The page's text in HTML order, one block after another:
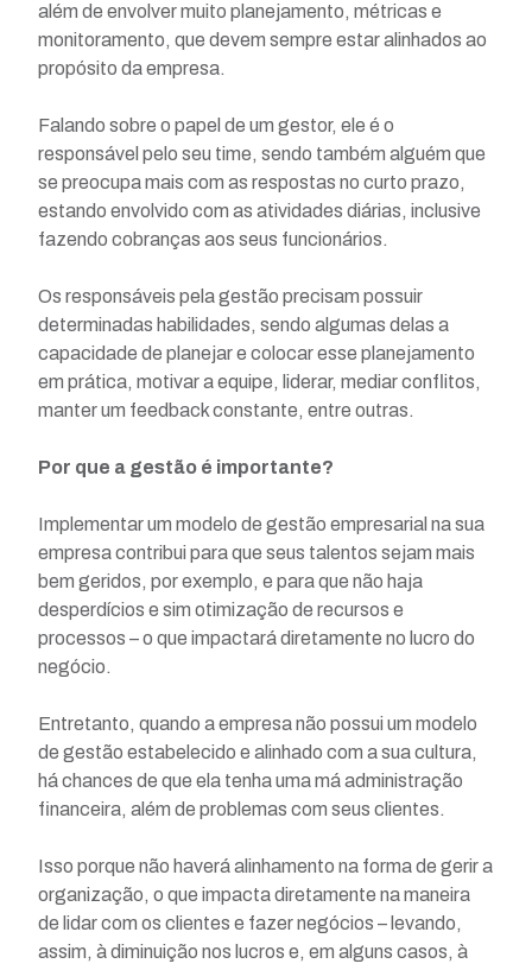
além de envolver muito planejamento, métricas e
monitoramento, que devem sempre estar alinhados ao
propósito da empresa.
Falando sobre o papel de um gestor, ele é o
responsável pelo seu time, sendo também alguém que
se preocupa mais com as respostas no curto prazo,
estando envolvido com as atividades diárias, inclusive
fazendo cobranças aos seus funcionários.
Os responsáveis pela gestão precisam possuir
determinadas habilidades, sendo algumas delas a
capacidade de planejar e colocar esse planejamento
em prática, motivar a equipe, liderar, mediar conflitos,
manter um feedback constante, entre outras.
Por que a gestão é importante?
Implementar um modelo de gestão empresarial na sua
empresa contribui para que seus talentos sejam mais
bem geridos, por exemplo, e para que não haja
desperdícios e sim otimização de recursos e
processos – o que impactará diretamente no lucro do
negócio.
Entretanto, quando a empresa não possui um modelo
de gestão estabelecido e alinhado com a sua cultura,
há chances de que ela tenha uma má administração
financeira, além de problemas com seus clientes.
Isso porque não haverá alinhamento na forma de gerir a
organização, o que impacta diretamente na maneira
de lidar com os clientes e fazer negócios – levando,
assim, à diminuição nos lucros e, em alguns casos, à